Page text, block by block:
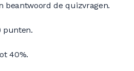
beantwoord de quizvragen.
punten.
40%.